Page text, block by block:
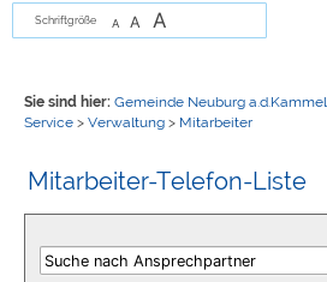
Schriftgröße A A A
Sie sind hier: Gemeinde Neuburg a.d.Kammel
Service> Verwaltung> Mitarbeiter
Mitarbeiter-Telefon-Liste